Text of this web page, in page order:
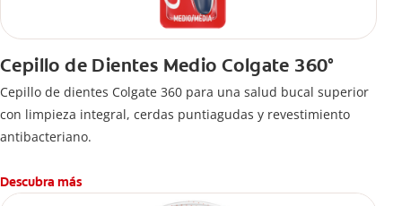
Cepillo de Dientes Medio Colgate 360°
Cepillo de dientes Colgate 360 ​​para una salud bucal superior
con limpieza integral, cerdas puntiagudas y revestimiento
antibacteriano.
Descubra más